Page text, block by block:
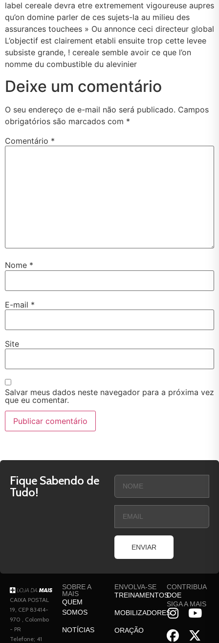
label cereale devra etre extremement vigoureuse aupres
qu’on domine parler de ces sujets-la au milieu des
assurances touchees » Ou annonce ceci directeur global
L’objectif est clairement etabli ensuite trop cette levee
subsiste grande, ! cereale semble avoir ce que l’on
nomme du combustible du alevinier
Deixe um comentário
O seu endereço de e-mail não será publicado. Campos
obrigatórios são marcados com *
Comentário *
Nome *
E-mail *
Site
Salvar meus dados neste navegador para a próxima vez
que eu comentar.
Fique Sabendo de
Tudo!
ENVIAR
CAIXA POSTAL
19, CEP 83414-
970 , Colombo
- PR
Telefone; 41
SOBRE A
MAIS
QUEM
SOMOS
NOTÍCIAS
ENVOLVA-SE
TREINAMENTOS
MOBILIZADORES
ORAÇÃO
CONTRIBUA
DOE
SIGA A MAIS